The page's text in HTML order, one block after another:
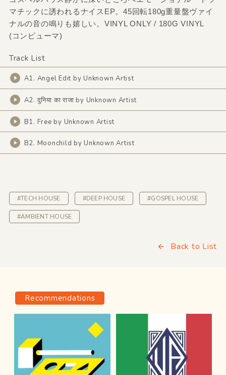
マチックに誘われるナイスEP。45回転180g重量盤ヴァイ
ナルの音の鳴りも嬉しい。VINYL ONLY / 180G VINYL
(コンピューマ)
Track List
A1. Angel Edit by Unknown Artist
A2. दुनिया का राजा by Unknown Artist
B1. Free by Unknown Artist
B2. Moonchild by Unknown Artist
#TECH HOUSE #DEEP HOUSE #GOSPEL HOUSE
#AMBIENT HOUSE
Back to List
Recommendations